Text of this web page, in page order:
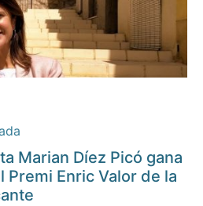
Marian Díez Picó gana
Premi Enric Valor de la